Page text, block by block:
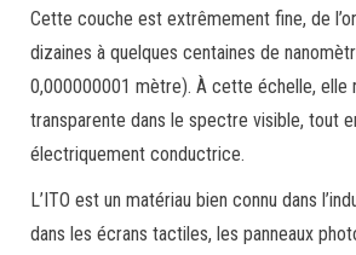
Cette couche est extrêmement fine, de
dizaines à quelques centaines de
0,000000001 mètre). À cette échelle, elle
transparente dans le spectre visible, tout
électriquement conductrice.
L’ITO est un matériau bien connu dans
dans les écrans tactiles, les panneaux